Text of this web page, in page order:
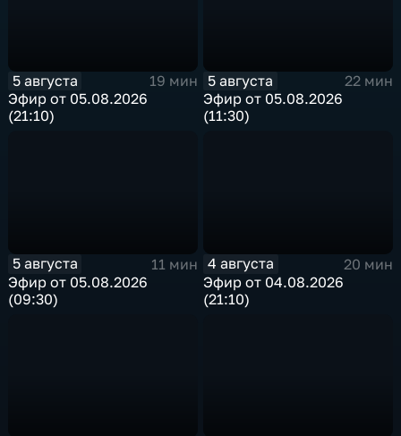
5 августа
19 мин
Эфир от 05.08.2026
(21:10)
5 августа
22 мин
Эфир от 05.08.2026
(11:30)
5 августа
11 мин
Эфир от 05.08.2026
(09:30)
4 августа
20 мин
Эфир от 04.08.2026
(21:10)